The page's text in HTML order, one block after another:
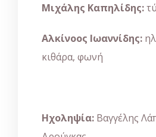
Μιχάλης Καπηλίδης:
Αλκίνοος Ιωαννίδης:
κιθάρα, φωνή
Ηχοληψία: Βαγγέλης